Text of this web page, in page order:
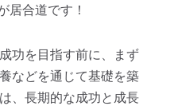
居合道です！
功を目指す前に、まず
などを通じて基礎を築
、長期的な成功と成長